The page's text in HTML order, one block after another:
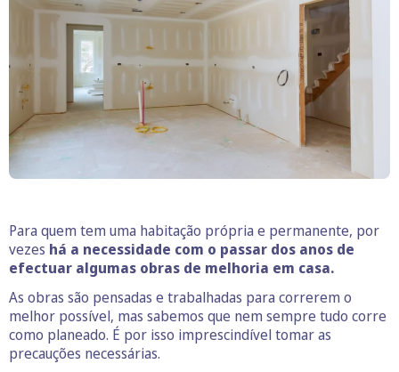
Para quem tem uma habitação própria e permanente, por
vezes há a necessidade com o passar dos anos de
efectuar algumas obras de melhoria em casa.
As obras são pensadas e trabalhadas para correrem o
melhor possível, mas sabemos que nem sempre tudo corre
como planeado. É por isso imprescindível tomar as
precauções necessárias.